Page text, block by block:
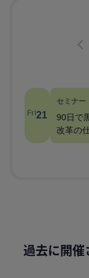
Fri21
セミナー
90日で
改革の
過去に開催